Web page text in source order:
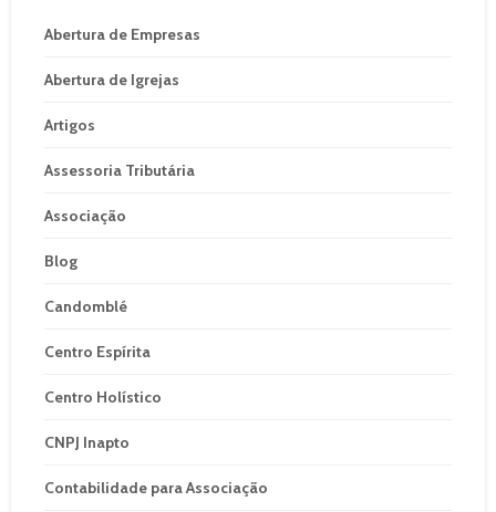
Abertura de Empresas
Abertura de Igrejas
Artigos
Assessoria Tributária
Associação
Blog
Candomblé
Centro Espírita
Centro Holístico
CNPJ Inapto
Contabilidade para Associação